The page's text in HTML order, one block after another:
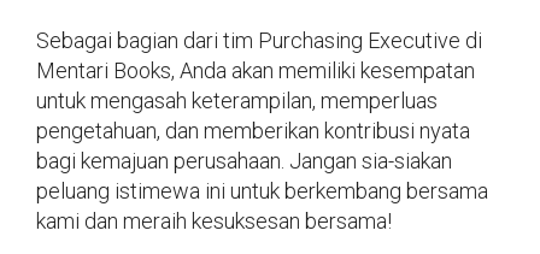
Sebagai bagian dari tim Purchasing Executive di
Mentari Books, Anda akan memiliki kesempatan
untuk mengasah keterampilan, memperluas
pengetahuan, dan memberikan kontribusi nyata
bagi kemajuan perusahaan. Jangan sia-siakan
peluang istimewa ini untuk berkembang bersama
kami dan meraih kesuksesan bersama!